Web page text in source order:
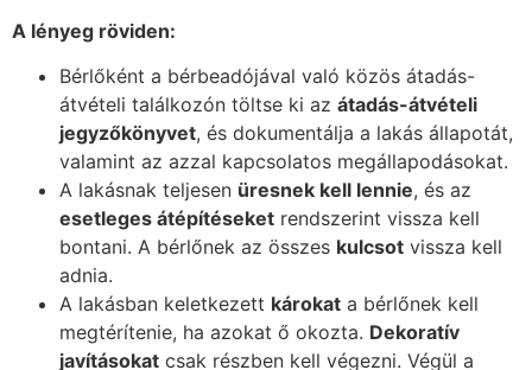
A lényeg röviden:
Bérlőként a bérbeadójával való közös átadás-
átvételi találkozón töltse ki az átadás-átvételi
jegyzőkönyvet, és dokumentálja a lakás állapotát,
valamint az azzal kapcsolatos megállapodásokat.
A lakásnak teljesen üresnek kell lennie, és az
esetleges átépítéseket rendszerint vissza kell
bontani. A bérlőnek az összes kulcsot vissza kell
adnia.
A lakásban keletkezett károkat a bérlőnek kell
megtérítenie, ha azokat ő okozta. Dekoratív
javításokat csak részben kell végezni. Végül a